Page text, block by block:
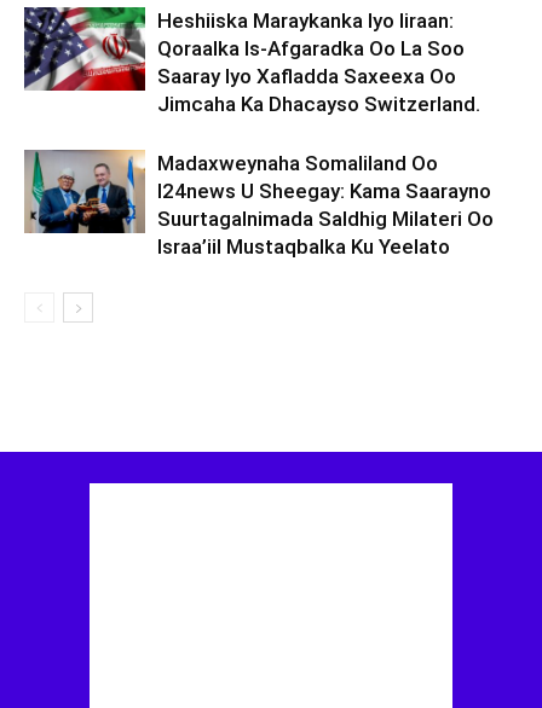
Heshiiska Maraykanka Iyo Iiraan:
Qoraalka Is-Afgaradka Oo La Soo
Saaray Iyo Xafladda Saxeexa Oo
Jimcaha Ka Dhacayso Switzerland.
Madaxweynaha Somaliland Oo
I24news U Sheegay: Kama Saarayno
Suurtagalnimada Saldhig Milateri Oo
Israa’iil Mustaqbalka Ku Yeelato